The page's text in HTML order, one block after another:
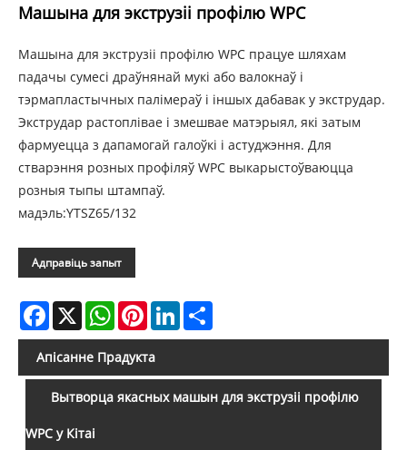
Машына для экструзіі профілю WPC
Машына для экструзіі профілю WPC працуе шляхам
падачы сумесі драўнянай мукі або валокнаў і
тэрмапластычных палімераў і іншых дабавак у экструдар.
Экструдар растоплівае і змешвае матэрыял, які затым
фармуецца з дапамогай галоўкі і астуджэння. Для
стварэння розных профіляў WPC выкарыстоўваюцца
розныя тыпы штампаў.
мадэль:YTSZ65/132
Адправіць запыт
Facebook
X WhatsAppPinterestLinkedIn
Апісанне Прадукта
Вытворца якасных машын для экструзіі профілю
WPC у Кітаі